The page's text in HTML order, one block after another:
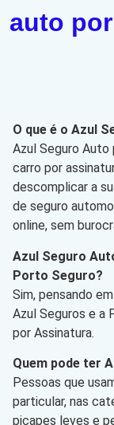
auto
O que é o Azul
Azul Seguro Auto
carro por
descomplicar a
de seguro
online, sem
Azul Seguro
Porto Seguro?
Sim, pensando
Azul Seguros e a
por Assinatura.
Quem pode ter
Pessoas que
particular, nas
picapes leves e